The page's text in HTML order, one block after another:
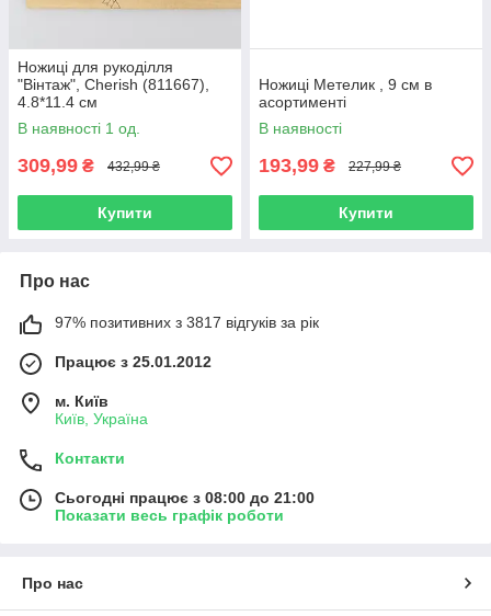
Ножиці для рукоділля
"Вінтаж", Cherish (811667),
4.8*11.4 см
В наявності 1 од.
309,99 ₴ 432,99 ₴
Купити
Ножиці Метелик , 9 см в
асортименті
В наявності
193,99 ₴ 227,99 ₴
Купити
Про нас
97% позитивних з 3817 відгуків за рік
Працює з 25.01.2012
м. Київ
Київ, Україна
Контакти
Сьогодні працює з 08:00 до 21:00
Показати весь графік роботи
Про нас